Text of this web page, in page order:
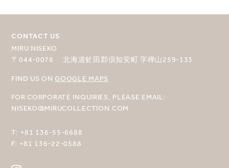
CONTACT US
MIRU NISEKO
〒044-0078 北海道虻田郡倶知安町 字樺山259-133
FIND US ON GOOGLE MAPS
FOR CORPORATE INQUIRIES, PLEASE EMAIL:
NISEKO@MIRUCOLLECTION.COM
T: +81 136-55-6688
F: +81 136-22-0588